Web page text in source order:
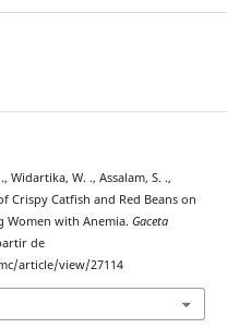
Widartika, W. ., Assalam, S. .,
Crispy Catfish and Red Beans on
Women with Anemia. Gaceta
de
article/view/27114